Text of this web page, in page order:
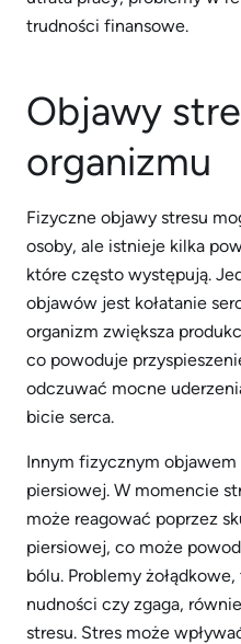
trudności finansowe.
Objawy
organizmu
Fizyczne objawy stresu
osoby, ale istnieje kilka
które często występują.
objawów jest kołatanie
organizm zwiększa
co powoduje
odczuwać mocne
bicie serca.
Innym fizycznym
piersiowej. W momencie
może reagować poprzez
piersiowej, co może
bólu. Problemy
nudności czy zgaga,
stresu. Stres może